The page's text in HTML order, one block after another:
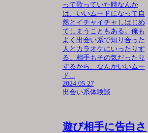
って歌っていた時なんか
は、いいムードになって自
然とイチャイチャしはじめ
てしまうこともある。俺も
よく出会い系で知り合った
人とカラオケにいったりす
る。相手もその気だったり
するから、なんかいいムー
ド...
2024.05.27
出会い系体験談
遊び相手に告白さ